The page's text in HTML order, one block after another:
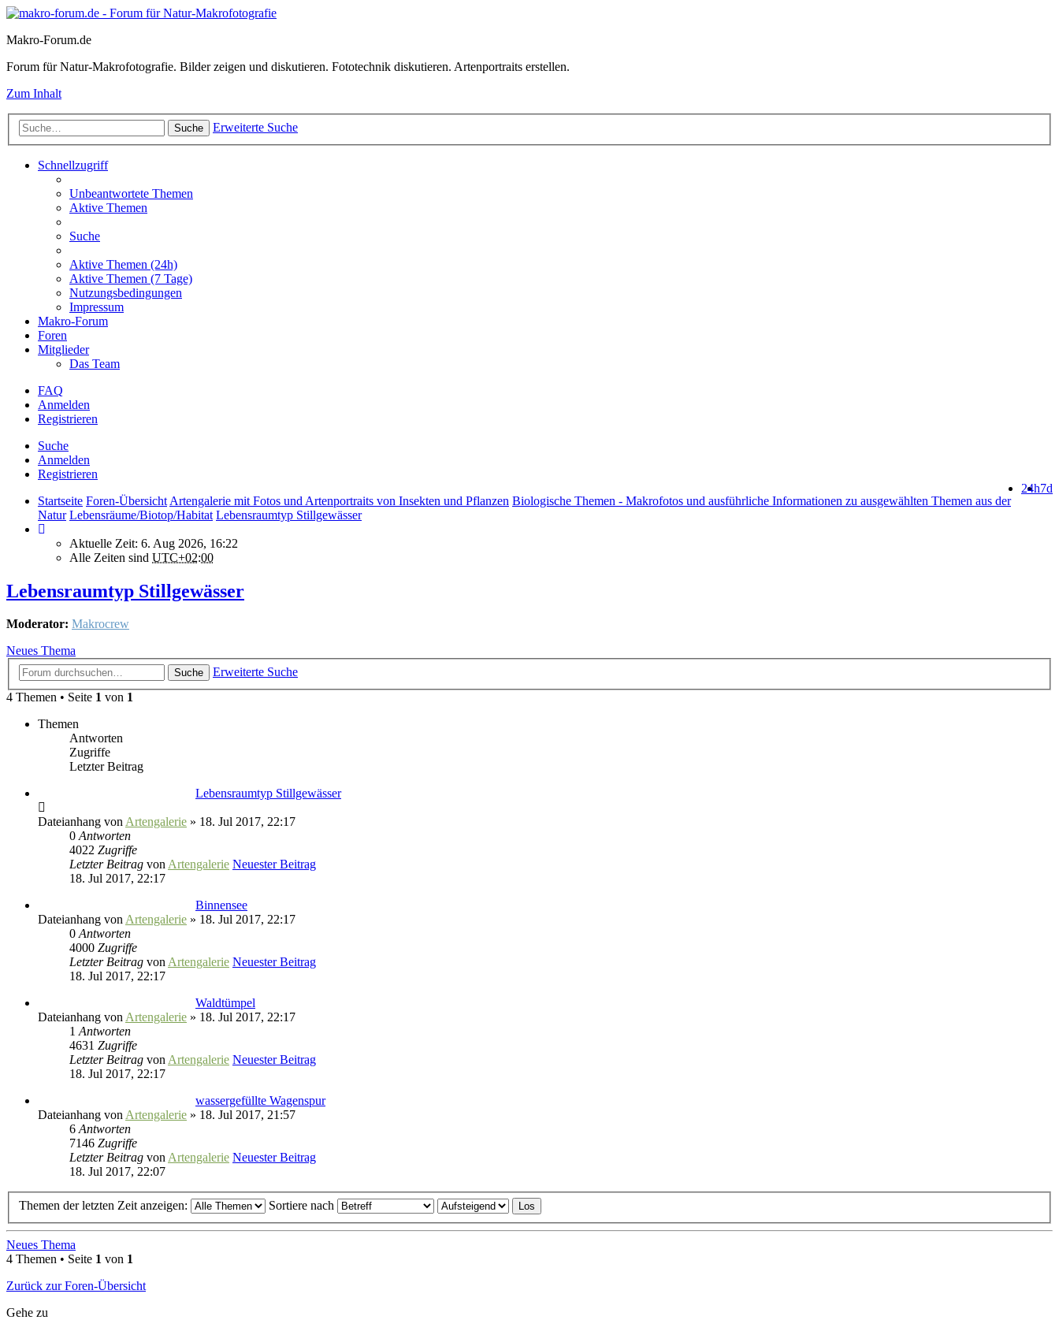
Makro-Forum.de
Forum für Natur-Makrofotografie. Bilder zeigen und diskutieren. Fototechnik diskutieren. Artenportraits erstellen.
Zum Inhalt
Suche Erweiterte Suche
Schnellzugriff
Unbeantwortete Themen
Aktive Themen
Suche
Aktive Themen (24h)
Aktive Themen (7 Tage)
Nutzungsbedingungen
Impressum
Makro-Forum
Foren
Mitglieder
Das Team
FAQ
Anmelden
Registrieren
Suche
Anmelden
Registrieren
7d
24h
Startseite Foren-Übersicht Artengalerie mit Fotos und Artenportraits von Insekten und Pflanzen Biologische Themen - Makrofotos und ausführliche Informationen zu ausgewählten Themen aus der
Natur Lebensräume/Biotop/Habitat Lebensraumtyp Stillgewässer
Aktuelle Zeit: 6. Aug 2026, 16:22
Alle Zeiten sind UTC+02:00
Lebensraumtyp Stillgewässer
Moderator: Makrocrew
Neues Thema
Suche
Erweiterte Suche
4 Themen • Seite 1 von 1
Themen
Antworten
Zugriffe
Letzter Beitrag
Lebensraumtyp Stillgewässer
Dateianhang von Artengalerie » 18. Jul 2017, 22:17
0 Antworten
4022 Zugriffe
Letzter Beitrag von Artengalerie Neuester Beitrag
18. Jul 2017, 22:17
Binnensee
Dateianhang von Artengalerie » 18. Jul 2017, 22:17
0 Antworten
4000 Zugriffe
Letzter Beitrag von Artengalerie Neuester Beitrag
18. Jul 2017, 22:17
Waldtümpel
Dateianhang von Artengalerie » 18. Jul 2017, 22:17
1 Antworten
4631 Zugriffe
Letzter Beitrag von Artengalerie Neuester Beitrag
18. Jul 2017, 22:17
wassergefüllte Wagenspur
Dateianhang von Artengalerie » 18. Jul 2017, 21:57
6 Antworten
7146 Zugriffe
Letzter Beitrag von Artengalerie Neuester Beitrag
18. Jul 2017, 22:07
Themen der letzten Zeit anzeigen: Sortiere nach
Neues Thema
4 Themen • Seite 1 von 1
Zurück zur Foren-Übersicht
Gehe zu